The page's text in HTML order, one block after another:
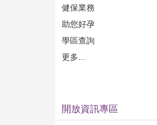
健保業務
助您好孕
學區查詢
更多...
開放資訊專區